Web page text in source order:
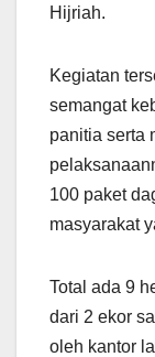
Hijriah.
Kegiatan
semangat
panitia serta
100 paket
masyarakat
Total ada 9
dari 2 ekor
oleh kantor